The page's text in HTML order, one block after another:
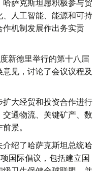
萨克斯坦愿积极参与贸
人工智能、能源和可持
机制发展作出务实贡
新德里举行的第十八届
见，讨论了会议议程及
大经贸和投资合作进行
通物流、关键矿产、数
景。
绍了哈萨克斯坦总统哈
国际倡议，包括建立国